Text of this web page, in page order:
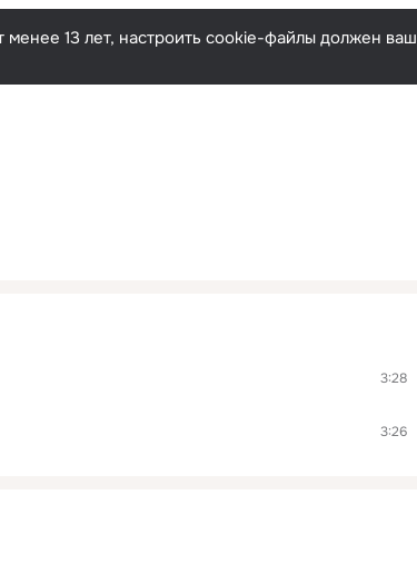
Русский
13 лет, настроить cookie-файлы должен ваш
3:28
3:26